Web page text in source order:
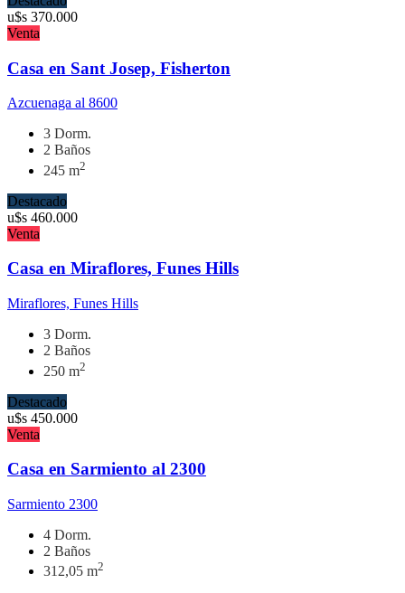
u$s 370.000
Venta
Casa en Sant Josep, Fisherton
Azcuenaga al 8600
3 Dorm.
2 Baños
245 m2
Destacado
u$s 460.000
Venta
Casa en Miraflores, Funes Hills
Miraflores, Funes Hills
3 Dorm.
2 Baños
250 m2
Destacado
u$s 450.000
Venta
Casa en Sarmiento al 2300
Sarmiento 2300
4 Dorm.
2 Baños
312,05 m2